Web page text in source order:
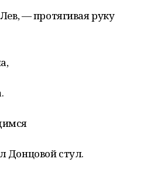
— протягивая руку
Донцовой стул.